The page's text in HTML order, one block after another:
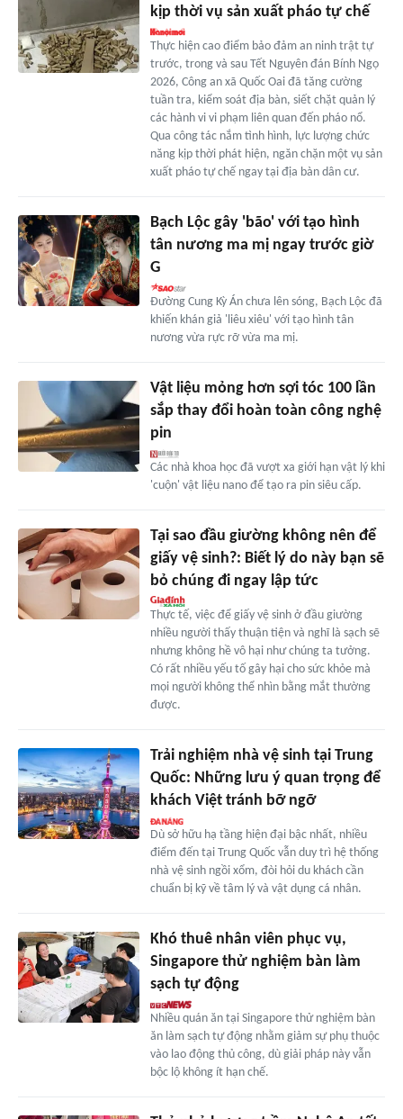
kịp thời vụ sản xuất pháo tự chế
Thực hiện cao điểm bảo đảm an ninh trật tự
trước, trong và sau Tết Nguyên đán Bính Ngọ
2026, Công an xã Quốc Oai đã tăng cường
tuần tra, kiểm soát địa bàn, siết chặt quản lý
các hành vi vi phạm liên quan đến pháo nổ.
Qua công tác nắm tình hình, lực lượng chức
năng kịp thời phát hiện, ngăn chặn một vụ sản
xuất pháo tự chế ngay tại địa bàn dân cư.
Bạch Lộc gây 'bão' với tạo hình
tân nương ma mị ngay trước giờ
G
Đường Cung Kỳ Án chưa lên sóng, Bạch Lộc đã
khiến khán giả 'liêu xiêu' với tạo hình tân
nương vừa rực rỡ vừa ma mị.
Vật liệu mỏng hơn sợi tóc 100 lần
sắp thay đổi hoàn toàn công nghệ
pin
Các nhà khoa học đã vượt xa giới hạn vật lý khi
'cuộn' vật liệu nano để tạo ra pin siêu cấp.
Tại sao đầu giường không nên để
giấy vệ sinh?: Biết lý do này bạn sẽ
bỏ chúng đi ngay lập tức
Thực tế, việc để giấy vệ sinh ở đầu giường
nhiều người thấy thuận tiện và nghĩ là sạch sẽ
nhưng không hề vô hại như chúng ta tưởng.
Có rất nhiều yếu tố gây hại cho sức khỏe mà
mọi người không thể nhìn bằng mắt thường
được.
Trải nghiệm nhà vệ sinh tại Trung
Quốc: Những lưu ý quan trọng để
khách Việt tránh bỡ ngỡ
Dù sở hữu hạ tầng hiện đại bậc nhất, nhiều
điểm đến tại Trung Quốc vẫn duy trì hệ thống
nhà vệ sinh ngồi xổm, đòi hỏi du khách cần
chuẩn bị kỹ về tâm lý và vật dụng cá nhân.
Khó thuê nhân viên phục vụ,
Singapore thử nghiệm bàn làm
sạch tự động
Nhiều quán ăn tại Singapore thử nghiệm bàn
ăn làm sạch tự động nhằm giảm sự phụ thuộc
vào lao động thủ công, dù giải pháp này vẫn
bộc lộ không ít hạn chế.